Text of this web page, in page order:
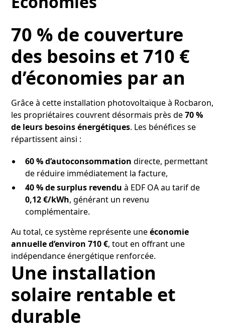
70 % de couverture
des besoins et 710 €
d’économies par an
Grâce à cette installation photovoltaïque à Rocbaron,
les propriétaires couvrent désormais près de70 %
de leurs besoins énergétiques. Les bénéfices se
répartissent ainsi :
60 % d’autoconsommation directe, permettant
de réduire immédiatement la facture,
40 % de surplus revendu à EDF OA au tarif de
0,12 €/kWh, générant un revenu
complémentaire.
Au total, ce système représente uneéconomie
annuelle d’environ 710 €, tout en offrant une
indépendance énergétique renforcée.
Une installation
solaire rentable et
durable